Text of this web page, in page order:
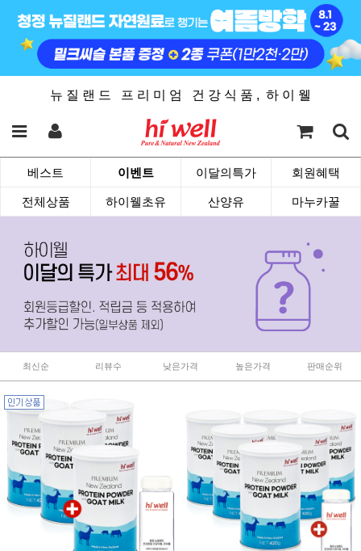
뉴 질 랜 드 프 리 미 엄 건 강 식 품 , 하 이 웰
베스트 이벤트 이달의특가 회원혜택
전체상품 하이웰초유 산양유 마누카꿀
최신순 리뷰수 낮은가격 높은가격 판매순위